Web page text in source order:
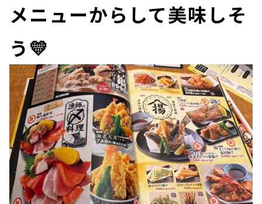
メニューからして美味しそ
う💛